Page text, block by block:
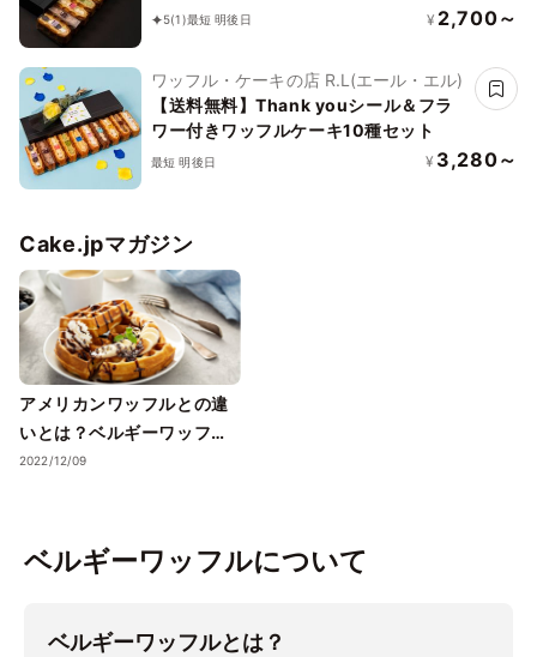
5(1)最短 明後日 ¥ 2,700～
ワッフル・ケーキの店 R.L(エール・エル)
【送料無料】Thank youシール＆フラ
ワー付きワッフルケーキ10種セット
最短 明後日 ¥ 3,280～
Cake.jpマガジン
アメリカンワッフルとの違
いとは？ベルギーワッフル
のレシピを紹介！
2022/12/09
ベルギーワッフルについて
ベルギーワッフルとは？